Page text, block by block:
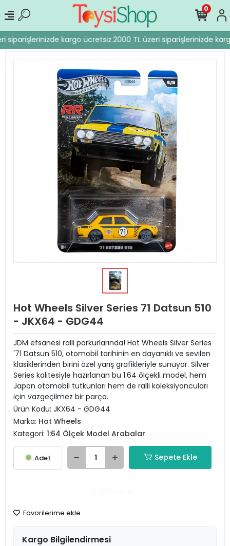
siparişlerinizde kargo ücretsiz.2000 TL üzeri siparişlerinizde
0
Hot Wheels Silver Series 71 Datsun 510
- JKX64 - GDG44
JDM efsanesi ralli parkurlarında! Hot Wheels Silver Series
'71 Datsun 510, otomobil tarihinin en dayanıklı ve sevilen
klasiklerinden birini özel yarış grafikleriyle sunuyor. Silver
Series kalitesiyle hazırlanan bu 1:64 ölçekli model, hem
Japon otomobil tutkunları hem de ralli koleksiyoncuları
için vazgeçilmez bir parça.
Ürün Kodu: JKX64 - GDG44
Marka: Hot Wheels
Kategori: 1:64 Ölçek Model Arabalar
Adet Sepete Ekle
Favorilerime ekle
Kargo Bilgilendirmesi